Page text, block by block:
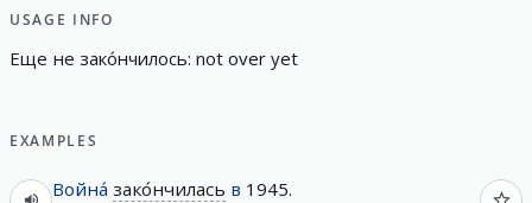
USAGE INFO
Еще не зако́нчилось: not over yet
EXAMPLES
Война́ зако́нчилась в 1945.